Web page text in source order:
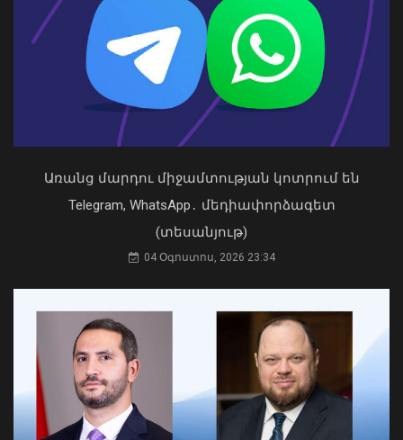
Պատկերված անձը որոնվում է
09 Օգոստոս, 2026 20:48
Կաթողիկոսը պետք է օրենքի առաջ
կանգնի, եթե հանցանք է գործել, կամ
դարձել. աստվածաբան
07 Օգոստոս, 2026 17:03
Առանց մարդու միջամտության կոտրում են
Telegram, WhatsApp․ մեդիափորձագետ
(տեսանյութ)
04 Օգոստոս, 2026 23:34